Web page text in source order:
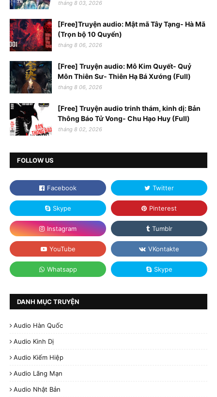
tháng 8 03, 2026
[Free]Truyện audio: Mật mã Tây Tạng- Hà Mã
(Trọn bộ 10 Quyển)
tháng 8 06, 2026
[Free] Truyện audio: Mô Kim Quyết- Quỷ
Môn Thiên Sư- Thiên Hạ Bá Xướng (Full)
tháng 8 06, 2026
[Free] Truyện audio trinh thám, kinh dị: Bản
Thông Báo Tử Vong- Chu Hạo Huy (Full)
tháng 8 02, 2026
FOLLOW US
DANH MỤC TRUYỆN
Audio Hàn Quốc
Audio Kinh Dị
Audio Kiếm Hiệp
Audio Lãng Mạn
Audio Nhật Bản